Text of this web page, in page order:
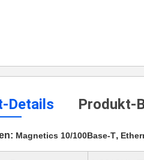
Details Produkt-
Magnetics 10/100Base-T,